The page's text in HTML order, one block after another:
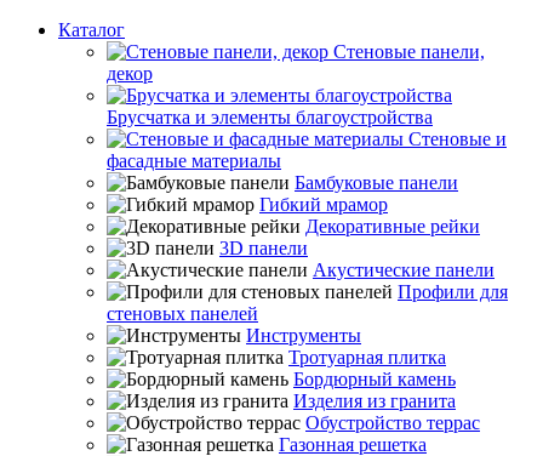
Каталог
Стеновые панели,
декор
Брусчатка и элементы благоустройства
Стеновые и
фасадные материалы
Бамбуковые панели
Гибкий мрамор
Декоративные рейки
3D панели
Акустические панели
Профили для
стеновых панелей
Инструменты
Тротуарная плитка
Бордюрный камень
Изделия из гранита
Обустройство террас
Газонная решетка